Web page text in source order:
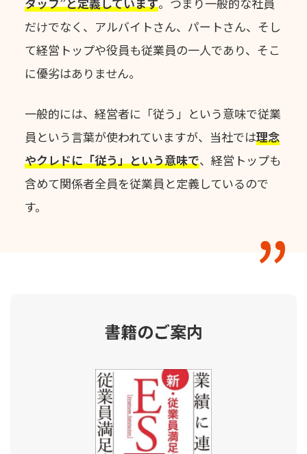
だけでなく、アルバイトさん、パートさん、 そし
て経営トップや役員も従業員の一人であり、そこ
に優劣はありません。
一般的には、経営者に「従う」という意味で従業
員という言葉が使われていますが、 当社では理念
やクレドに「従う」という意味で、 経営トップも
含めて関係者全員を従業員と定義しているので
す。
書籍のご案内